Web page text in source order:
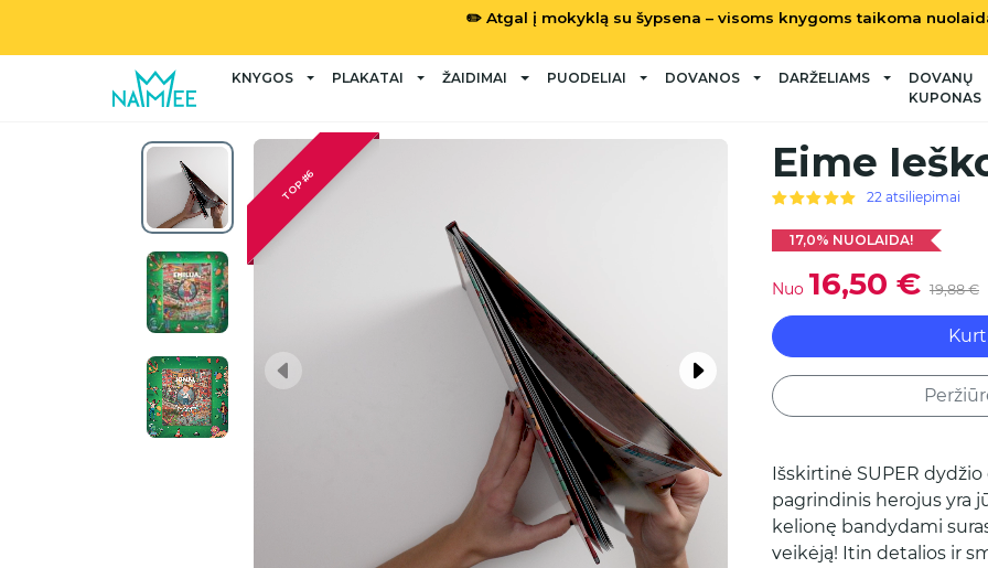
✏️ Atgal į mokyklą su šypsena – visoms knygoms taikoma
KNYGOS PLAKATAI ŽAIDIMAI PUODELIAI DOVANOS DARŽELIAMS
DOVANŲ
KUPONAS
TOP #6 Eime
22 atsiliepimai
17,0% NUOLAIDA!
Nuo 16,50 € 19,88 €
Išskirtinė SUPER
pagrindinis herojus yra
kelionę bandydami
veikėją! Itin detalios ir